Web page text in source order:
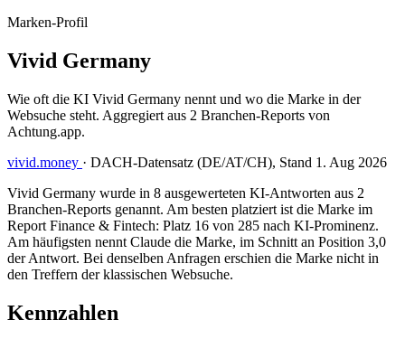
Marken-Profil
Vivid Germany
Wie oft die KI Vivid Germany nennt und wo die Marke in der
Websuche steht. Aggregiert aus 2 Branchen-Reports von
Achtung.app.
vivid.money · DACH-Datensatz (DE/AT/CH), Stand 1. Aug 2026
Vivid Germany wurde in 8 ausgewerteten KI-Antworten aus 2
Branchen-Reports genannt. Am besten platziert ist die Marke im
Report Finance & Fintech: Platz 16 von 285 nach KI-Prominenz.
Am häufigsten nennt Claude die Marke, im Schnitt an Position 3,0
der Antwort. Bei denselben Anfragen erschien die Marke nicht in
den Treffern der klassischen Websuche.
Kennzahlen